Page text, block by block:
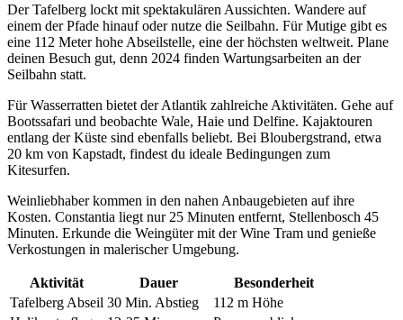
Der Tafelberg lockt mit spektakulären Aussichten. Wandere auf
einem der Pfade hinauf oder nutze die Seilbahn. Für Mutige gibt es
eine 112 Meter hohe Abseilstelle, eine der höchsten weltweit. Plane
deinen Besuch gut, denn 2024 finden Wartungsarbeiten an der
Seilbahn statt.
Für Wasserratten bietet der Atlantik zahlreiche Aktivitäten. Gehe auf
Bootssafari und beobachte Wale, Haie und Delfine. Kajaktouren
entlang der Küste sind ebenfalls beliebt. Bei Bloubergstrand, etwa
20 km von Kapstadt, findest du ideale Bedingungen zum
Kitesurfen.
Weinliebhaber kommen in den nahen Anbaugebieten auf ihre
Kosten. Constantia liegt nur 25 Minuten entfernt, Stellenbosch 45
Minuten. Erkunde die Weingüter mit der Wine Tram und genieße
Verkostungen in malerischer Umgebung.
Aktivität Dauer
Besonderheit
Tafelberg Abseil 30 Min. Abstieg
112 m Höhe